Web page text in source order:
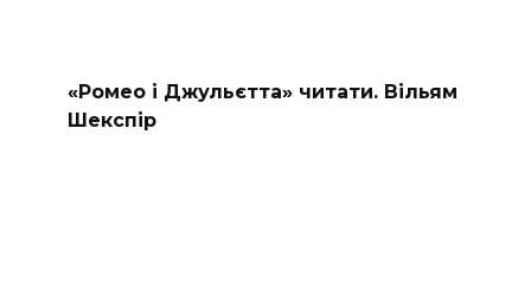
«Ромео і Джульєтта» читати. Вільям
Шекспір